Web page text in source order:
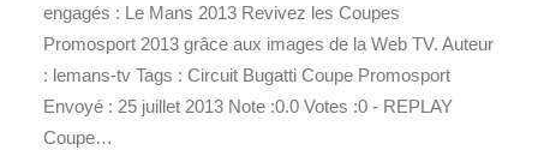
engagés : Le Mans 2013 Revivez les Coupes
Promosport 2013 grâce aux images de la Web TV. Auteur
: lemans-tv Tags : Circuit Bugatti Coupe Promosport
Envoyé : 25 juillet 2013 Note :0.0 Votes :0 - REPLAY
Coupe…